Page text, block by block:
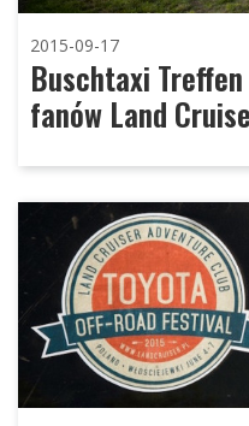
2015-09-17
Buschtaxi
fanów Land